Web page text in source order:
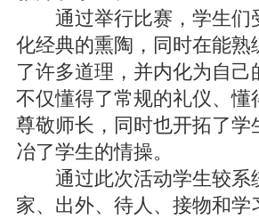
通过举行比赛，学生们
化经典的熏陶，同时在能熟
了许多道理，并内化为自己
不仅懂得了常规的礼仪、懂
尊敬师长，同时也开拓了学
冶了学生的情操。
通过此次活动学生较系
家、出外、待人、接物和学